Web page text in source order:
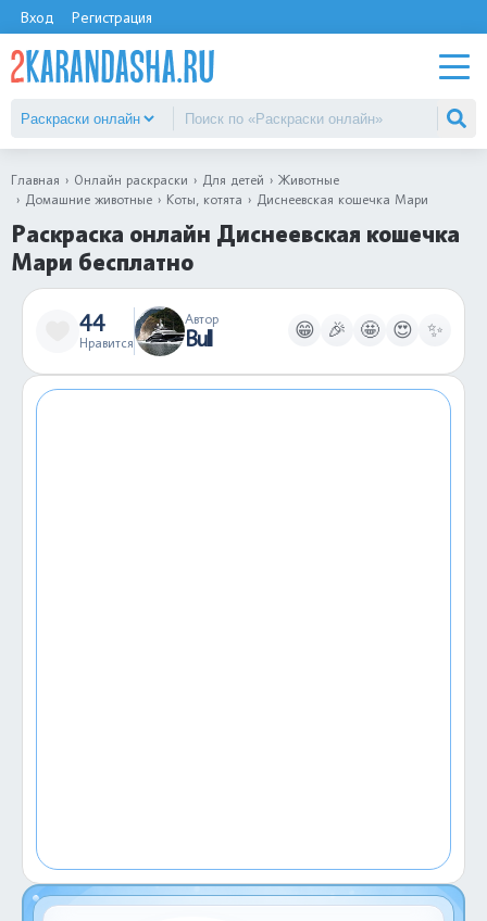
Вход Регистрация
Главная Онлайн раскраски Для детей
Животные
Домашние животные
Коты, котята Диснеевская кошечка Мари
Раскраска онлайн Диснеевская кошечка
Мари бесплатно
44
Нравится
Автор
Bull 😁 🎉 🤩 😍 ✨